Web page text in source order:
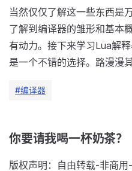
当然仅仅了解这一些东西是
了解到编译器的雏形和基本
有动力。接下来学习Lua解
是一个不错的选择。路漫漫
#编译器
你要请我喝一杯奶茶？
版权声明：自由转载-非商用